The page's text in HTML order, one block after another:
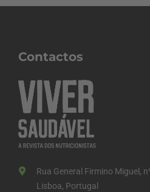
Contactos
Rua General Firmino Miguel,
Lisboa, Portugal